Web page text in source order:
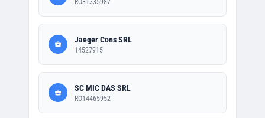
RO31335987
Jaeger Cons SRL
14527915
SC MIC DAS SRL
RO14465952